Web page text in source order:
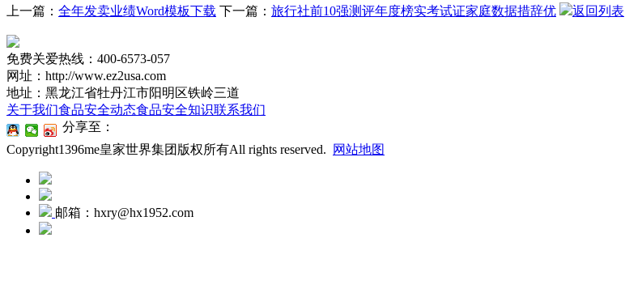
上一篇： 全年发卖业绩Word模板下载 下一篇： 旅行社前10强测评年度榜实考试证家庭数据措辞优 返回列表
免费关爱热线：400-6573-057
网址：http://www.ez2usa.com
地址：黑龙江省牡丹江市阳明区铁岭三道
关于我们食品安全动态食品安全知识联系我们
分享至：
Copyright1396me皇家世界集团版权所有All rights reserved.
网站地图
邮箱：hxry@hx1952.com